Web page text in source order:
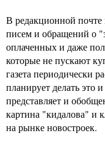
В редакционной почте
писем и обращений о
оплаченных и даже
которые не пускают
газета периодически
планирует делать это
представляет и
картина "кидалова" и
на рынке новостроек.